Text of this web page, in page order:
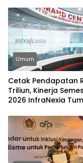
Umum
Cetak Pendapatan
Triliun, Kinerja
2026 InfraNexia
Saing Industri Digital